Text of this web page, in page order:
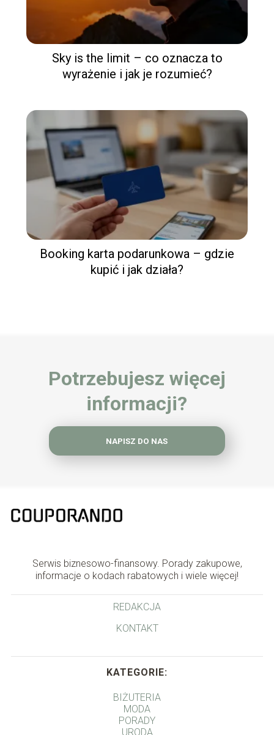
Sky is the limit – co oznacza to
wyrażenie i jak je rozumieć?
Booking karta podarunkowa – gdzie
kupić i jak działa?
Potrzebujesz więcej
informacji?
NAPISZ DO NAS
Serwis biznesowo-finansowy. Porady zakupowe,
informacje o kodach rabatowych i wiele więcej!
REDAKCJA
KONTAKT
KATEGORIE:
BIŻUTERIA
MODA
PORADY
URODA